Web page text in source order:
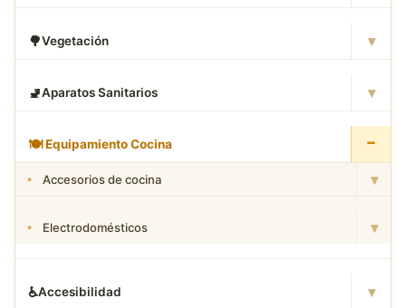
🌳Vegetación ▾
🚽Aparatos Sanitarios ▾
🍽️ Equipamiento Cocina −
Accesorios de cocina ▾
Electrodomésticos ▾
♿Accesibilidad ▾